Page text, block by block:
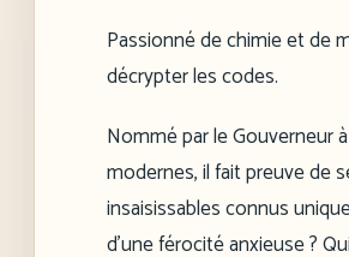
Passionné de chimie et de
décrypter les codes.
Nommé par le Gouverneur
modernes, il fait preuve de
insaisissables connus
d’une férocité anxieuse ?